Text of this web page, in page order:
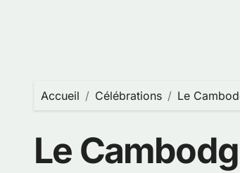
Accueil Célébrations Le
Le